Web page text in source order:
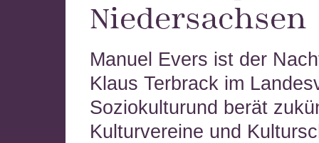
Niedersachsen
Manuel Evers ist der
Klaus Terbrack im
Soziokulturund berät
Kulturvereine und